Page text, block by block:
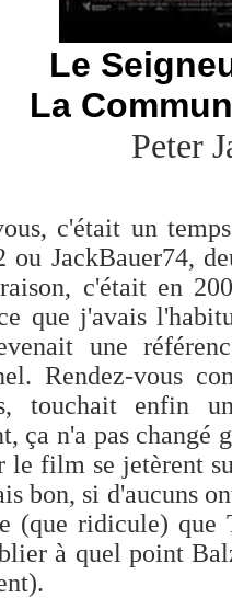
Le
La
Peter
c'était un
ou JackBauer74,
c'était en
que j'avais
une
Rendez-vous
touchait enfin
ça n'a pas changé
le film se jetèrent
bon, si d'aucuns
(que ridicule)
à quel point